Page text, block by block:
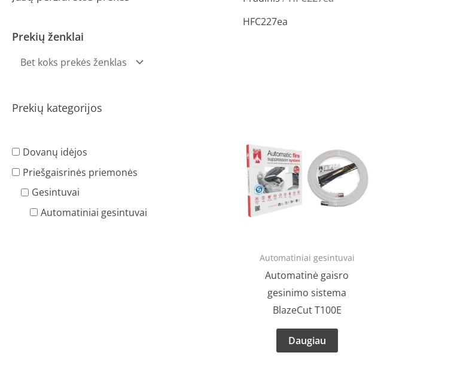
Prekių ženklai
Prekių kategorijos
Dovanų idėjos
Priešgaisrinės priemonės
Gesintuvai
Automatiniai gesintuvai
HFC227ea
Automatiniai gesintuvai
Automatinė gaisro
gesinimo sistema
BlazeCut T100E
Daugiau